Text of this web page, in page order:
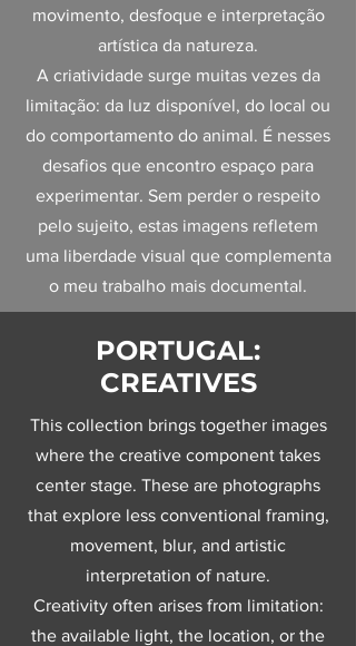
movimento, desfoque e interpretação
artística da natureza.
A criatividade surge muitas vezes da
limitação: da luz disponível, do local ou
do comportamento do animal. É nesses
desafios que encontro espaço para
experimentar. Sem perder o respeito
pelo sujeito, estas imagens refletem
uma liberdade visual que complementa
o meu trabalho mais documental.
PORTUGAL:
CREATIVES
This collection brings together images
where the creative component takes
center stage. These are photographs
that explore less conventional framing,
movement, blur, and artistic
interpretation of nature.
Creativity often arises from limitation:
the available light, the location, or the